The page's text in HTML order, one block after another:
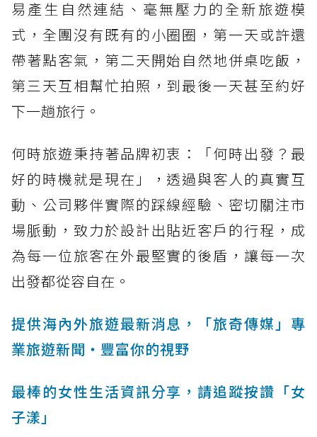
易產生自然連結、毫無壓力的全新旅遊模
式，全團沒有既有的小圈圈，第一天或許還
帶著點客氣，第二天開始自然地併桌吃飯，
第三天互相幫忙拍照，到最後一天甚至約好
下一趟旅行。
何時旅遊秉持著品牌初衷：「何時出發？最
好的時機就是現在」，透過與客人的真實互
動、公司夥伴實際的踩線經驗、密切關注市
場脈動，致力於設計出貼近客戶的行程，成
為每一位旅客在外最堅實的後盾，讓每一次
出發都從容自在。
提供海內外旅遊最新消息，「旅奇傳媒」專
業旅遊新聞‧豐富你的視野
最棒的女性生活資訊分享，請追蹤按讚「女
子漾」